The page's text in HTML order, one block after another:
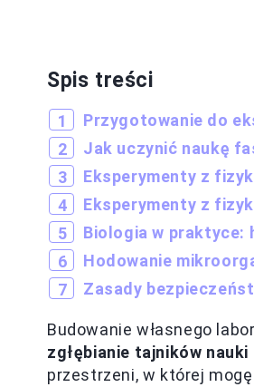
Spis treści
Przygotowanie do
Jak uczynić naukę
Eksperymenty z
Eksperymenty z
Biologia w praktyce:
Hodowanie
Zasady
Budowanie własnego
zgłębianie tajników nauki
przestrzeni, w której